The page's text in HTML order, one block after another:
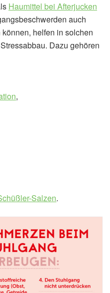
Haumittel bei Afterjucken
auch
helfen in solchen
Dazu gehören
,
Salzen.